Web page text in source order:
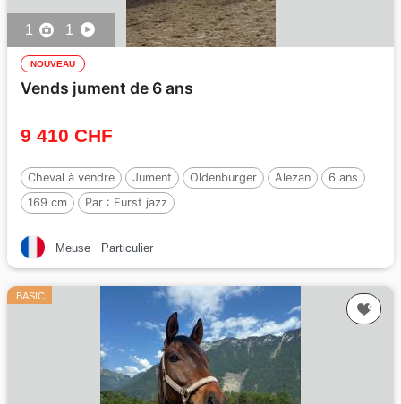
1 1
NOUVEAU
Vends jument de 6 ans
9 410 CHF
Cheval à vendre Jument Oldenburger Alezan
6 ans
169 cm
Par : Furst jazz
Meuse Particulier
BASIC